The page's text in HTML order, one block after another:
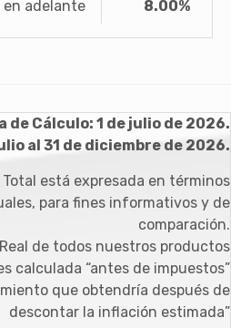
en adelante 8.00%
de Cálculo: 1 de julio de 2026.
al 31 de diciembre de 2026.
Total está expresada en términos
para fines informativos y de
comparación.
de todos nuestros productos
calculada “antes de impuestos”
que obtendría después de
descontar la inflación estimada”